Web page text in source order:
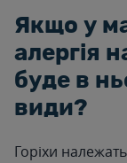
Якщо у
алергія
буде в
види?
Горіхи